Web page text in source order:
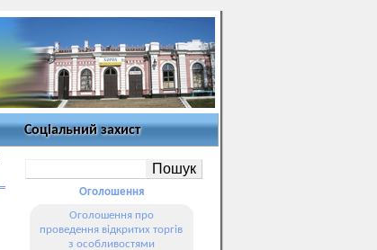
Соціальний захист
Оголошення
Оголошення про
проведення відкритих торгів
з особливостями